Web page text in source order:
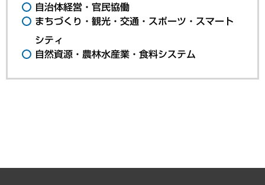
自治体経営・官民協働
まちづくり・観光・交通・スポーツ・スマート
シティ
自然資源・農林水産業・食料システム